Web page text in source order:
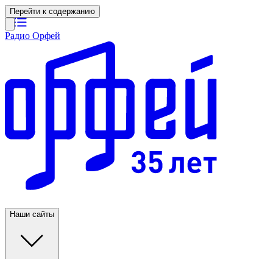
Перейти к содержанию
Радио Орфей
Наши сайты